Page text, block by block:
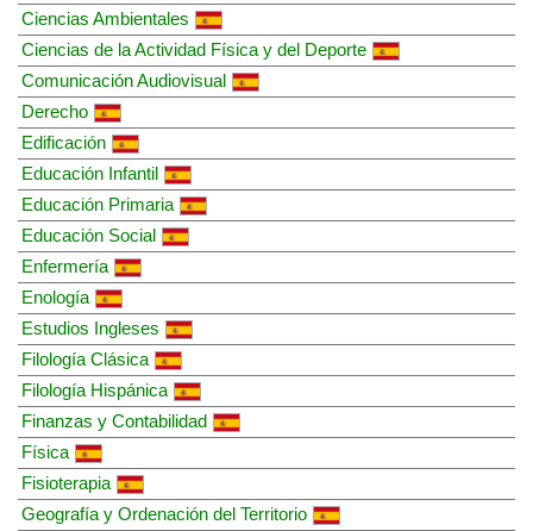
Ciencias Ambientales
Ciencias de la Actividad Física y del Deporte
Comunicación Audiovisual
Derecho
Edificación
Educación Infantil
Educación Primaria
Educación Social
Enfermería
Enología
Estudios Ingleses
Filología Clásica
Filología Hispánica
Finanzas y Contabilidad
Física
Fisioterapia
Geografía y Ordenación del Territorio